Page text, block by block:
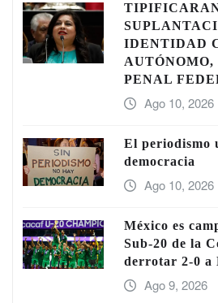
IDENTIDAD
PENAL
Ago 10, 2026
El periodismo
democracia
Ago 10, 2026
México es
Sub-20 de la
derrotar 2-0 a
Ago 9, 2026